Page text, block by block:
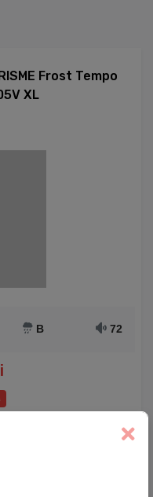
Frost Tempo
XL
B 72
Alpine2 215/45 R17